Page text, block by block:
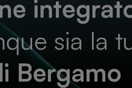
sia la
Bergamo